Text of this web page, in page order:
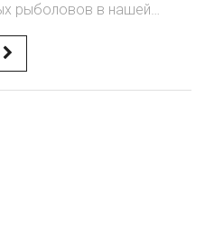
рыболовов в нашей